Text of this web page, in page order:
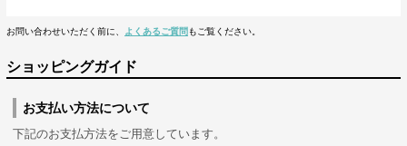
お問い合わせいただく前に、 よくあるご質問 もご覧ください。
ショッピングガイド
お支払い方法について
下記のお支払方法をご用意しています。